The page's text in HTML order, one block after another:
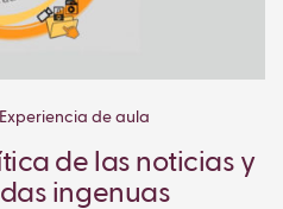
Experiencia de aula
de las noticias y
ingenuas